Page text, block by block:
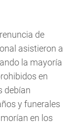
de
asistieron a
la mayoría
en
debían
y funerales
en los